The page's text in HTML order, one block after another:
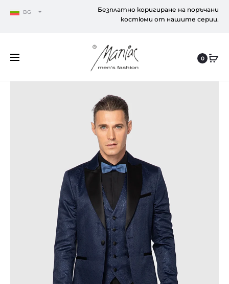
BG
Безплатно коригиране на поръчани
костюми от нашите серии.
0